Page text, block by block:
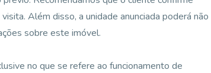
Além disso, a unidade anunciada poderá não
sobre este imóvel.
no que se refere ao funcionamento de